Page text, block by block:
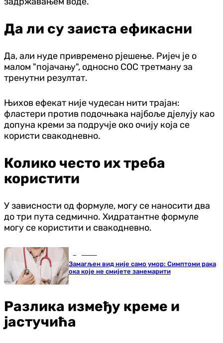
Да ли су заиста ефикасни
Да, али нуде привремено рјешење. Ријеч је о
малом "појачању", односно СОС третману за
тренутни резултат.
Њихов ефекат није чудесан нити трајан:
фластери против подочњака најбоље дјелују као
допуна креми за подручје око очију која се
користи свакодневно.
Колико често их треба
користити
У зависности од формуле, могу се наносити два
до три пута седмично. Хидратантне формуле
могу се користити и свакодневно.
Замагљен вид није само умор: Симптоми рака
ока које не смијете занемарити
Разлика између креме и
јастучића